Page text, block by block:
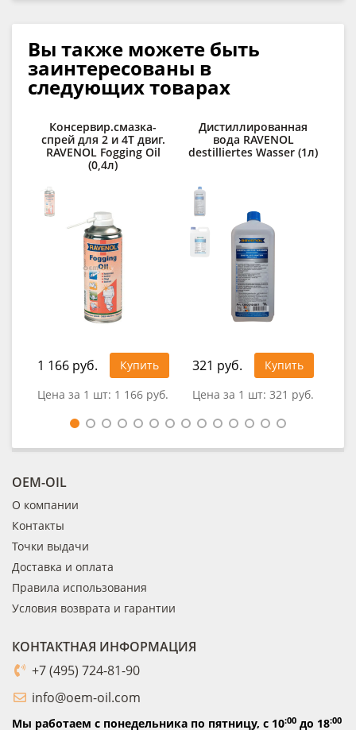
Вы также можете быть
заинтересованы в
следующих товарах
Консервир.смазка-
спрей для 2 и 4Т двиг.
RAVENOL Fogging Oil
(0,4л)
1 166 руб.
Купить
Цена за 1 шт: 1 166 руб.
Дистиллированная
вода RAVENOL
destilliertes Wasser (1л)
321 руб.
Купить
Цена за 1 шт: 321 руб.
OEM-OIL
О компании
Контакты
Точки выдачи
Доставка и оплата
Правила использования
Условия возврата и гарантии
КОНТАКТНАЯ ИНФОРМАЦИЯ
+7 (495) 724-81-90
info@oem-oil.com
Мы работаем с понедельника по пятницу, с 10:00 до 18:00